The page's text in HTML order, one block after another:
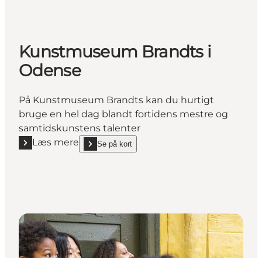
Kunstmuseum Brandts i
Odense
På Kunstmuseum Brandts kan du hurtigt
bruge en hel dag blandt fortidens mestre og
samtidskunstens talenter
Læs mere
Læs mere "Kunstmuseum Brandts i Odense"
Se på kort
show Kunstmuseum Brandts i Odense on_map